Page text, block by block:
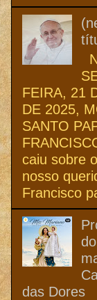
FEIRA, 21
DE 2025,
SANTO
caiu sobre
nosso
Francisco
das Dores